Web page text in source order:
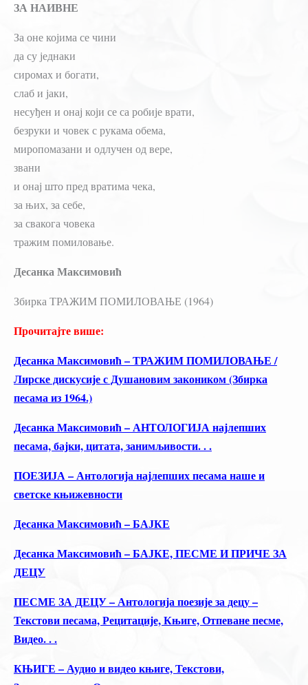
ЗА НАИВНЕ
За оне којима се чини
да су једнаки
сиромах и богати,
слаб и јаки,
несуђен и онај који се са робије врати,
безруки и човек с рукама обема,
миропомазани и одлучен од вере,
звани
и онај што пред вратима чека,
за њих, за себе,
за свакога човека
тражим помиловање.
Десанка Максимовић
Збирка ТРАЖИМ ПОМИЛОВАЊЕ (1964)
Прочитајте више:
Десанка Максимовић – ТРАЖИМ ПОМИЛОВАЊЕ /
Лирске дискусије с Душановим закоником (Збирка
песама из 1964.)
Десанка Максимовић – АНТОЛОГИЈА најлепших
песама, бајки, цитата, занимљивости. . .
ПОЕЗИЈА – Антологија најлепших песама наше и
светске књижевности
Десанка Максимовић – БАЈКЕ
Десанка Максимовић – БАЈКЕ, ПЕСМЕ И ПРИЧЕ ЗА
ДЕЦУ
ПЕСМЕ ЗА ДЕЦУ – Антологија поезије за децу –
Текстови песама, Рецитације, Књиге, Отпеване песме,
Видео. . .
КЊИГЕ – Аудио и видео књиге, Текстови,